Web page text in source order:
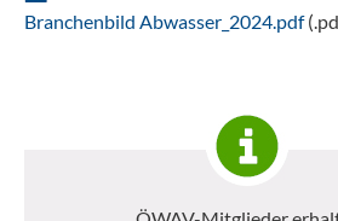
Branchenbild Abwasser_2024.pdf